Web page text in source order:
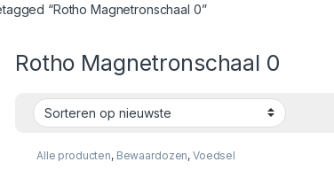
“Rotho Magnetronschaal 0”
Rotho Magnetronschaal 0
Alle producten, Bewaardozen, Voedsel